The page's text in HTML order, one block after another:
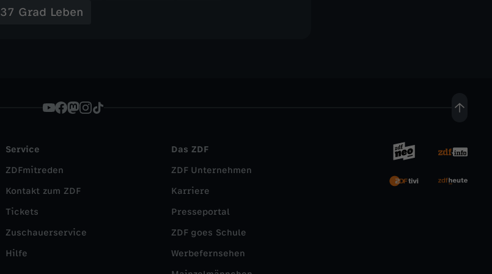
37 Grad Leben
Service
ZDFmitreden
Kontakt zum ZDF
Tickets
Zuschauerservice
Hilfe
Das ZDF
ZDF Unternehmen
Karriere
Presseportal
ZDF goes Schule
Werbefernsehen